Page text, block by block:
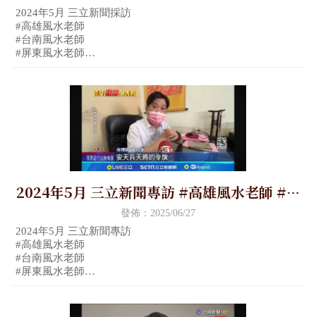
金門風水老師
2024年5月 三立新聞採訪
#高雄風水老師
#台南風水老師
#屏東風水老師
2024年5月 三立新聞專訪 #高雄風水老師 #台
南風水老師 #屏東風水老師 #嘉義風水老師 #
金門風水老師
發佈：2025/06/27
2024年5月 三立新聞專訪
#高雄風水老師
#台南風水老師
#屏東風水老師